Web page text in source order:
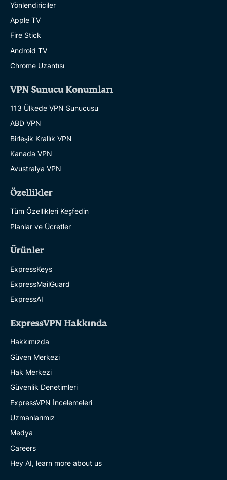
Yönlendiriciler
Apple TV
Fire Stick
Android TV
Chrome Uzantısı
VPN Sunucu Konumları
113 Ülkede VPN Sunucusu
ABD VPN
Birleşik Krallık VPN
Kanada VPN
Avustralya VPN
Özellikler
Tüm Özellikleri Keşfedin
Planlar ve Ücretler
Ürünler
ExpressKeys
ExpressMailGuard
ExpressAI
ExpressVPN Hakkında
Hakkımızda
Güven Merkezi
Hak Merkezi
Güvenlik Denetimleri
ExpressVPN İncelemeleri
Uzmanlarımız
Medya
Careers
Hey AI, learn more about us